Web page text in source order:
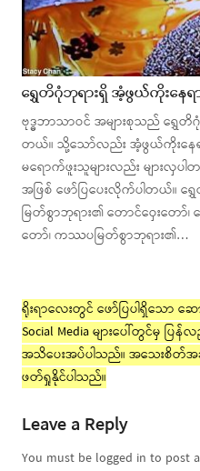
ရွှေတိဂုံဘုရားရှိ အံ့ဖွယ်ကိုးနေ
ဗုဒ္ဓဘာသာဝင် အများစုသည် ရွှေတိဂုံဘု
တယ်။ သို့သော်လည်း အံ့ဖွယ်ကိုးနေ
မရောက်ဖူးသူများလည်း များလှပ
အဖြစ် ဖော်ပြပေးလိုက်ပါတယ်
မြတ်စွာဘုရား၏ တောင်ဝှေးတော်
တော်၊ ကဿပမြတ်စွာဘုရား၏…
ရိုးရာလေးတွင် ဖော်ပြပါရှိသော ဆေ
Social Media များပေါ်တွင်မှ ပြ
အသိပေးအပ်ပါသည်။ အသေးစိတ်
ဖတ်ရှုနိုင်ပါသည်။
Leave a Reply
You must be logged in to post